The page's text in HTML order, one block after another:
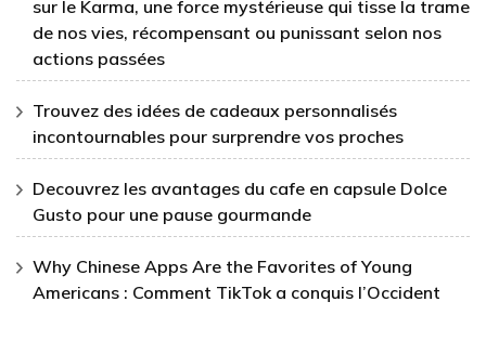
sur le Karma, une force mystérieuse qui tisse la trame
de nos vies, récompensant ou punissant selon nos
actions passées
Trouvez des idées de cadeaux personnalisés
incontournables pour surprendre vos proches
Decouvrez les avantages du cafe en capsule Dolce
Gusto pour une pause gourmande
Why Chinese Apps Are the Favorites of Young
Americans : Comment TikTok a conquis l’Occident